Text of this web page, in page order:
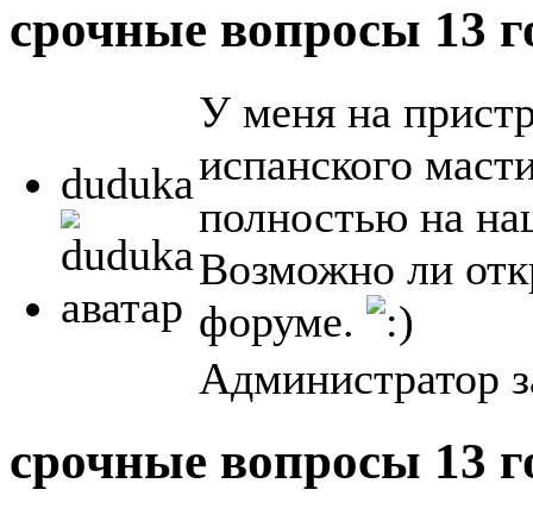
срочные вопросы 13
duduka
У меня на
испанского
полностью на
Возможно ли
форуме.
Администратор
срочные вопросы 13